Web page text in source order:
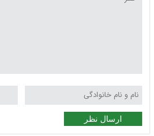
ارسال نظر